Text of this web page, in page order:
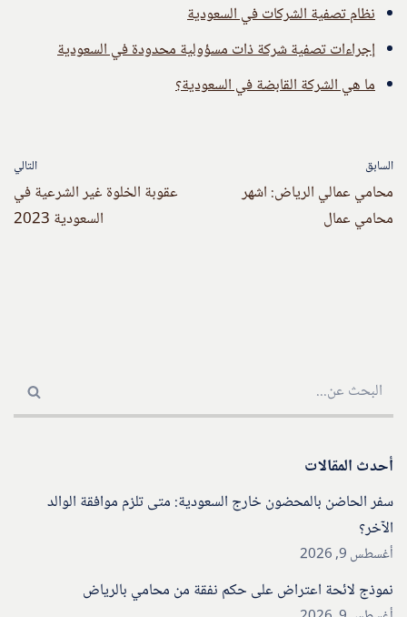
نظام تصفية الشركات في السعودية
إجراءات تصفية شركة ذات مسؤولية محدودة في السعودية
ما هي الشركة القابضة في السعودية؟
السابق
محامي عمالي الرياض: اشهر
محامي عمال
التالي
عقوبة الخلوة غير الشرعية في
السعودية 2023
أحدث المقالات
سفر الحاضن بالمحضون خارج السعودية: متى تلزم موافقة الوالد
الآخر؟
أغسطس 9, 2026
نموذج لائحة اعتراض على حكم نفقة من محامي بالرياض